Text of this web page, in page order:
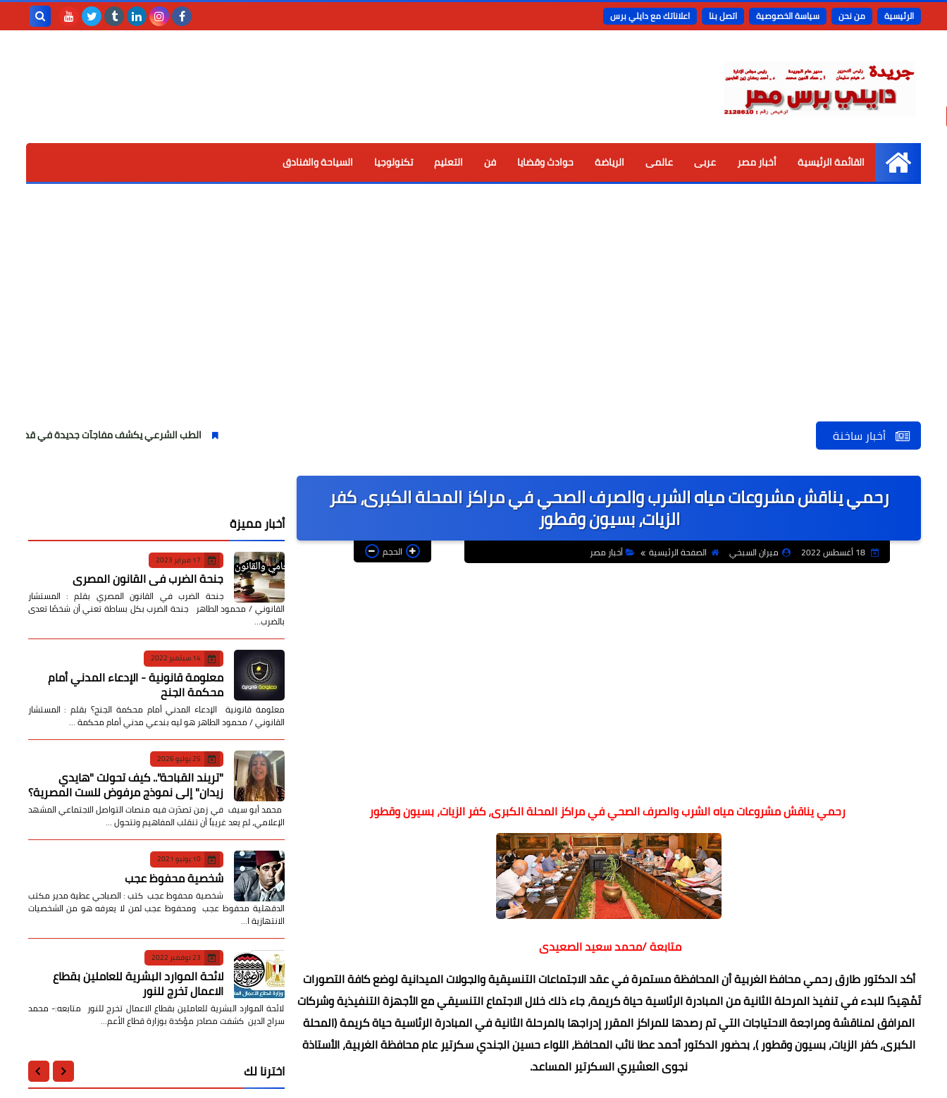
الرئيسية من نحن سياسة الخصوصية اتصل بنا اعلاناتك مع دايلي برس
الرئيسية
القائمة الرئيسية أخبار مصر عربى عالمى الرياضة حوادث وقضايا فن التعليم تكنولوجيا السياحة والفنادق
أخبار ساخنة الطب الشرعي يكشف مفاجآت جديدة في قضية المغربي داري
رحمي يناقش مشروعات مياه الشرب والصرف الصحي في مراكز المحلة الكبرى، كفر
الزيات، بسيون وقطور
18 أغسطس 2022 ميران السبخي الصفحة الرئيسية أخبار مصر الحجم
رحمي يناقش مشروعات مياه الشرب والصرف الصحي في مراكز المحلة الكبرى، كفر الزيات، بسيون وقطور
متابعة /محمد سعيد الصعيدى
أكد الدكتور طارق رحمي محافظ الغربية أن المحافظة مستمرة في عقد الاجتماعات التنسيقية والجولات الميدانية لوضع كافة التصورات
تَمْهِيدًا للبدء في تنفيذ المرحلة الثانية من المبادرة الرئاسية حياة كريمة، جاء ذلك خلال الاجتماع التنسيقي مع الأجهزة التنفيذية وشركات
المرافق لمناقشة ومراجعة الاحتياجات التي تم رصدها للمراكز المقرر إدراجها بالمرحلة الثانية في المبادرة الرئاسية حياة كريمة (المحلة
الكبرى، كفر الزيات، بسيون وقطور )، بحضور الدكتور أحمد عطا نائب المحافظ، اللواء حسين الجندي سكرتير عام محافظة الغربية، الأستاذة
نجوى العشيري السكرتير المساعد.
أخبار مميزة
17 فبراير 2023
جنحة الضرب في القانون المصري
جنحة الضرب في القانون المصري بقلم : المستشار
القانوني / محمود الطاهر جنحة الضرب بكل بساطة تعني أن شخصًا تعدى
بالضرب…
14 سبتمبر 2022
معلومة قانونية - الإدعاء المدني أمام
محكمة الجنح
معلومة قانونية الإدعاء المدني أمام محكمة الجنح؟ بقلم : المستشار
القانوني / محمود الطاهر هو ليه بندعي مدني أمام محكمة …
25 يوليو 2026
​"تريند القباحة".. كيف تحولت "هايدي
زيدان" إلى نموذج مرفوض للست المصرية؟
​ محمد أبو سيف ​في زمن تصدّرت فيه منصات التواصل الاجتماعي المشهد
الإعلامي، لم يعد غريباً أن تنقلب المفاهيم وتتحول …
10 يونيو 2021
شخصية محفوظ عجب
شخصية محفوظ عجب كتب : الصباحي عطية مدير مكتب
الدقهلية محفوظ عجب ومحفوظ عجب لمن لا يعرفه هو من الشخصيات
الانتهازية ا…
23 نوفمبر 2022
لائحة الموارد البشرية للعاملين بقطاع
الاعمال تخرج للنور
لائحة الموارد البشرية للعاملين بقطاع الاعمال تخرج للنور متابعه:- محمد
سراج الدين كشفت مصادر مؤكدة بوزارة قطاع الأعم…
اخترنا لك